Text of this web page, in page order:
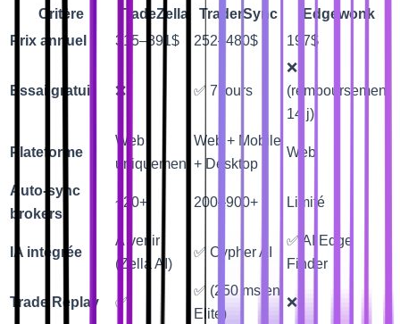
Critère
TradeZella TraderSync
Edgewonk
Prix annuel
315–891$ 252–480$ 197$
Essai gratuit ❌ ✅ 7 jours
❌
(remboursement
14 j)
Plateforme
Web
uniquement
Web + Mobile
+ Desktop
Web
Auto-sync
brokers
~20+ 200–900+ Limité
IA intégrée
À venir
(Zella AI)
✅ Cypher AI
✅ AI Edge
Finder
Trade Replay ✅
✅ (250 ms en
Elite)
❌